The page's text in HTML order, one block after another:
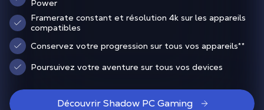
Power
Framerate constant et résolution 4k sur les appareils
compatibles
Conservez votre progression sur tous vos appareils**
Poursuivez votre aventure sur tous vos devices
Découvrir Shadow PC Gaming